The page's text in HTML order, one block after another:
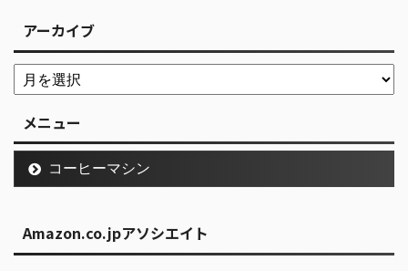
アーカイブ
メニュー
コーヒーマシン
Amazon.co.jpアソシエイト